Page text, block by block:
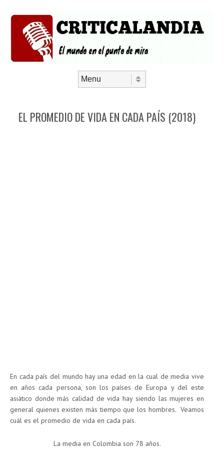
EL PROMEDIO DE VIDA EN CADA PAÍS (2018)
En cada país del mundo hay una edad en la cual de media vive
en años cada persona, son los países de Europa y del este
asiático donde más calidad de vida hay siendo las mujeres en
general quienes existen más tiempo que los hombres. Veamos
cuál es el promedio de vida en cada país.
La media en Colombia son 78 años.